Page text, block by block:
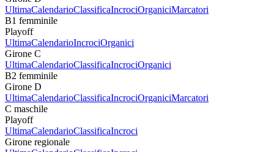
UltimaCalendarioClassificaIncrociOrganiciMarcatori
B1 femminile
Playoff
UltimaCalendarioIncrociOrganici
Girone C
UltimaCalendarioClassificaIncrociOrganici
B2 femminile
Girone D
UltimaCalendarioClassificaIncrociOrganiciMarcatori
C maschile
Playoff
UltimaCalendarioClassificaIncroci
Girone regionale